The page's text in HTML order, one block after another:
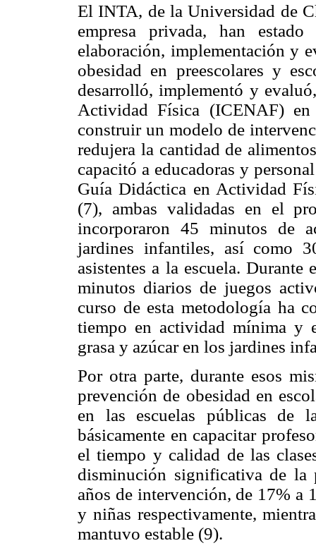
El INTA, de la Universidad de
empresa privada, han
elaboración, implementación y
obesidad en preescolares y
desarrolló, implementó y
Actividad Física (ICENAF)
construir un modelo de
redujera la cantidad de
capacitó a educadoras y
Guía Didáctica en Actividad
(7), ambas validadas en el
incorporaron 45 minutos de
jardines infantiles, así como
asistentes a la escuela.
minutos diarios de juegos
curso de esta metodología ha
tiempo en actividad mínima y
grasa y azúcar en los jardines
Por otra parte, durante esos
prevención de obesidad en
en las escuelas públicas de
básicamente en capacitar
el tiempo y calidad de las
disminución significativa de la
años de intervención, de 17% a
y niñas respectivamente,
mantuvo estable (9).